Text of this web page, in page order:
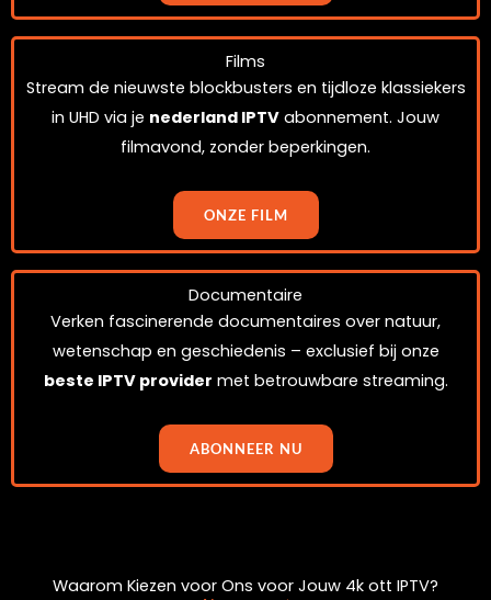
Films
Stream de nieuwste blockbusters en tijdloze klassiekers
in UHD via je nederland IPTV abonnement. Jouw
filmavond, zonder beperkingen.
ONZE FILM
Documentaire
Verken fascinerende documentaires over natuur,
wetenschap en geschiedenis – exclusief bij onze
beste IPTV provider met betrouwbare streaming.
ABONNEER NU
Waarom Kiezen voor Ons voor Jouw 4k ott IPTV?